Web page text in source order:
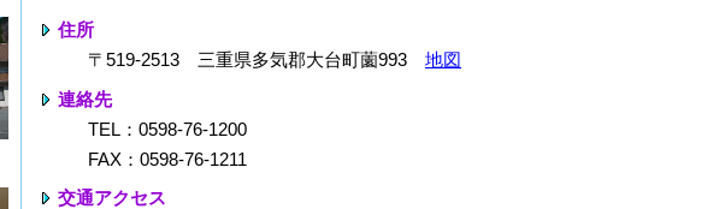
住所
〒519-2513 三重県多気郡大台町薗993 地図
連絡先
TEL：0598-76-1200
FAX：0598-76-1211
交通アクセス